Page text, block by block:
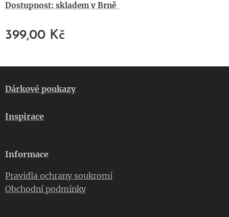
Dostupnost: skladem v Brně
399,00 Kč
Dárkové poukazy
Inspirace
Informace
Pravidla ochrany soukromí
Obchodní podmínky